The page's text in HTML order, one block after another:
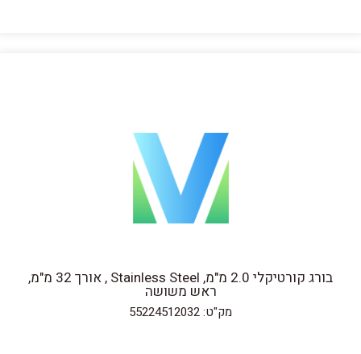
בורג קורטיקלי 2.0 מ"מ, Stainless Steel , אורך 32 מ"מ,
ראש משושה
מק"ט: 55224512032